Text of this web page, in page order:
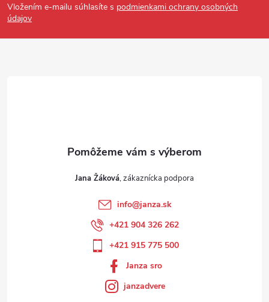
Vložením e-mailu súhlasíte s podmienkami ochrany osobných
údajov
Jana Žáková
info@janza.sk
+421 904 326 262
+421 915 775 500
Janza sro
janzadvere